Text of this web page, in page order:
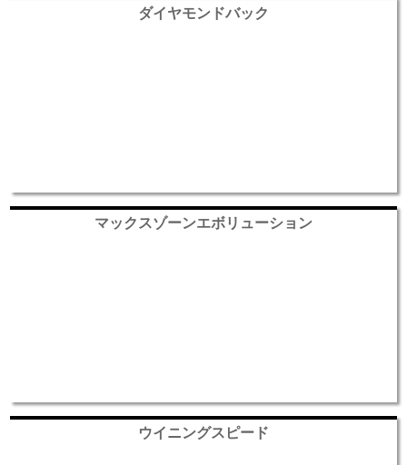
ダイヤモンドバック
マックスゾーンエボリューション
ウイニングスピード